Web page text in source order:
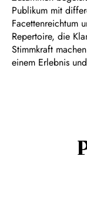
Publikum mit
Facettenreichtum
Repertoire, die
Stimmkraft
einem Erlebnis